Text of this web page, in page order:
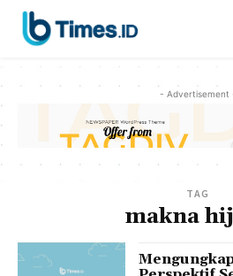
- Advertisement
TAG
makna